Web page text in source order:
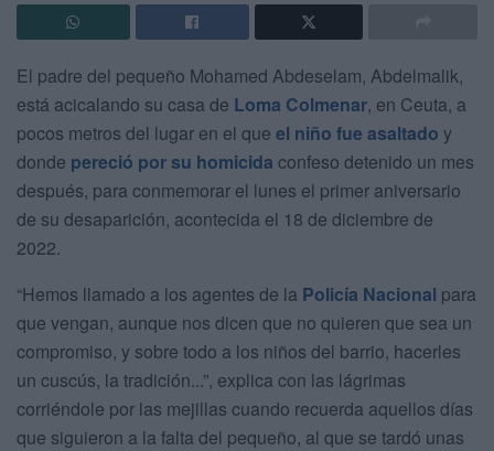
El padre del pequeño Mohamed Abdeselam, Abdelmalik,
está acicalando su casa de Loma Colmenar, en Ceuta, a
pocos metros del lugar en el que el niño fue asaltado y
donde pereció por su homicida confeso detenido un mes
después, para conmemorar el lunes el primer aniversario
de su desaparición, acontecida el 18 de diciembre de
2022.
“Hemos llamado a los agentes de la Policía Nacional para
que vengan, aunque nos dicen que no quieren que sea un
compromiso, y sobre todo a los niños del barrio, hacerles
un cuscús, la tradición...”, explica con las lágrimas
corriéndole por las mejillas cuando recuerda aquellos días
que siguieron a la falta del pequeño, al que se tardó unas